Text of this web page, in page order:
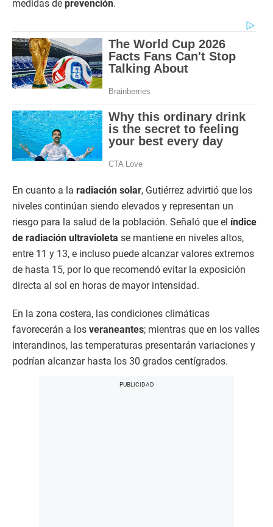
medidas de prevención.
En cuanto a la radiación solar, Gutiérrez advirtió que los
niveles continúan siendo elevados y representan un
riesgo para la salud de la población. Señaló que el índice
de radiación ultravioleta se mantiene en niveles altos,
entre 11 y 13, e incluso puede alcanzar valores extremos
de hasta 15, por lo que recomendó evitar la exposición
directa al sol en horas de mayor intensidad.
En la zona costera, las condiciones climáticas
favorecerán a los veraneantes; mientras que en los valles
interandinos, las temperaturas presentarán variaciones y
podrían alcanzar hasta los 30 grados centígrados.